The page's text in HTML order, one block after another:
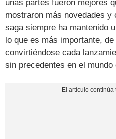
unas partes fueron mejores
mostraron más novedades
saga siempre ha mantenido
lo que es más importante,
convirtiéndose cada
sin precedentes en el mundo